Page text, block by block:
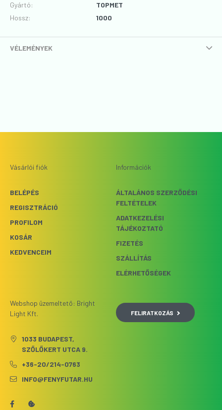
Gyártó:
TOPMET
Hossz: 1000
VÉLEMÉNYEK
Vásárlói fiók
BELÉPÉS
REGISZTRÁCIÓ
PROFILOM
KOSÁR
KEDVENCEIM
Információk
ÁLTALÁNOS SZERZŐDÉSI
FELTÉTELEK
ADATKEZELÉSI
TÁJÉKOZTATÓ
FIZETÉS
SZÁLLÍTÁS
ELÉRHETŐSÉGEK
Webshop üzemeltető: Bright
Light Kft.
1033 BUDAPEST,
SZŐLŐKERT UTCA 9.
+36-20/214-0763
INFO@FENYFUTAR.HU
FELIRATKOZÁS